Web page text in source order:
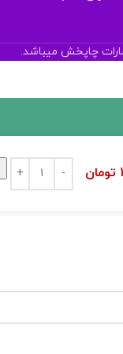
چاپخش میباشد.
تومان